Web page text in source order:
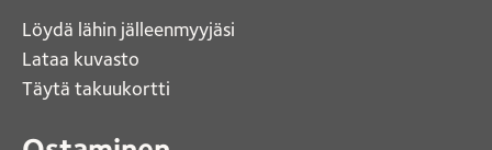
Löydä lähin jälleenmyyjäsi
Lataa kuvasto
Täytä takuukortti